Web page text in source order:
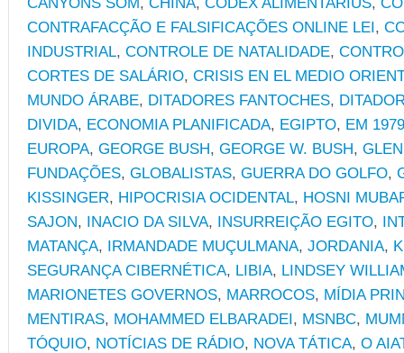
CONTRAFACÇÃO E FALSIFICAÇÕES ONLINE LEI,
INDUSTRIAL, CONTROLE DE NATALIDADE,
CORTES DE SALÁRIO, CRISIS EN EL MEDIO
MUNDO ÁRABE, DITADORES FANTOCHES,
DIVIDA, ECONOMIA PLANIFICADA, EGIPTO, EM 1979
EUROPA, GEORGE BUSH, GEORGE W. BUSH,
FUNDAÇÕES, GLOBALISTAS, GUERRA DO GOLFO,
KISSINGER, HIPOCRISIA OCIDENTAL, HOSNI
SAJON, INACIO DA SILVA, INSURREIÇÃO EGITO,
MATANÇA, IRMANDADE MUÇULMANA, JORDANIA,
SEGURANÇA CIBERNÉTICA, LIBIA, LINDSEY
MARIONETES GOVERNOS, MARROCOS, MÍDIA
MENTIRAS, MOHAMMED ELBARADEI, MSNBC,
TÓQUIO, NOTÍCIAS DE RÁDIO, NOVA TÁTICA, O